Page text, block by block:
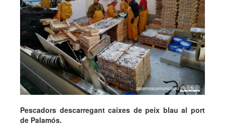
Pescadors descarregant caixes de peix blau al port
de Palamós.